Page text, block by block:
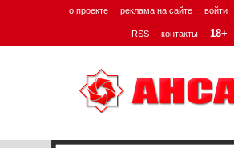
о проекте реклама на сайте войти
RSS контакты 18+